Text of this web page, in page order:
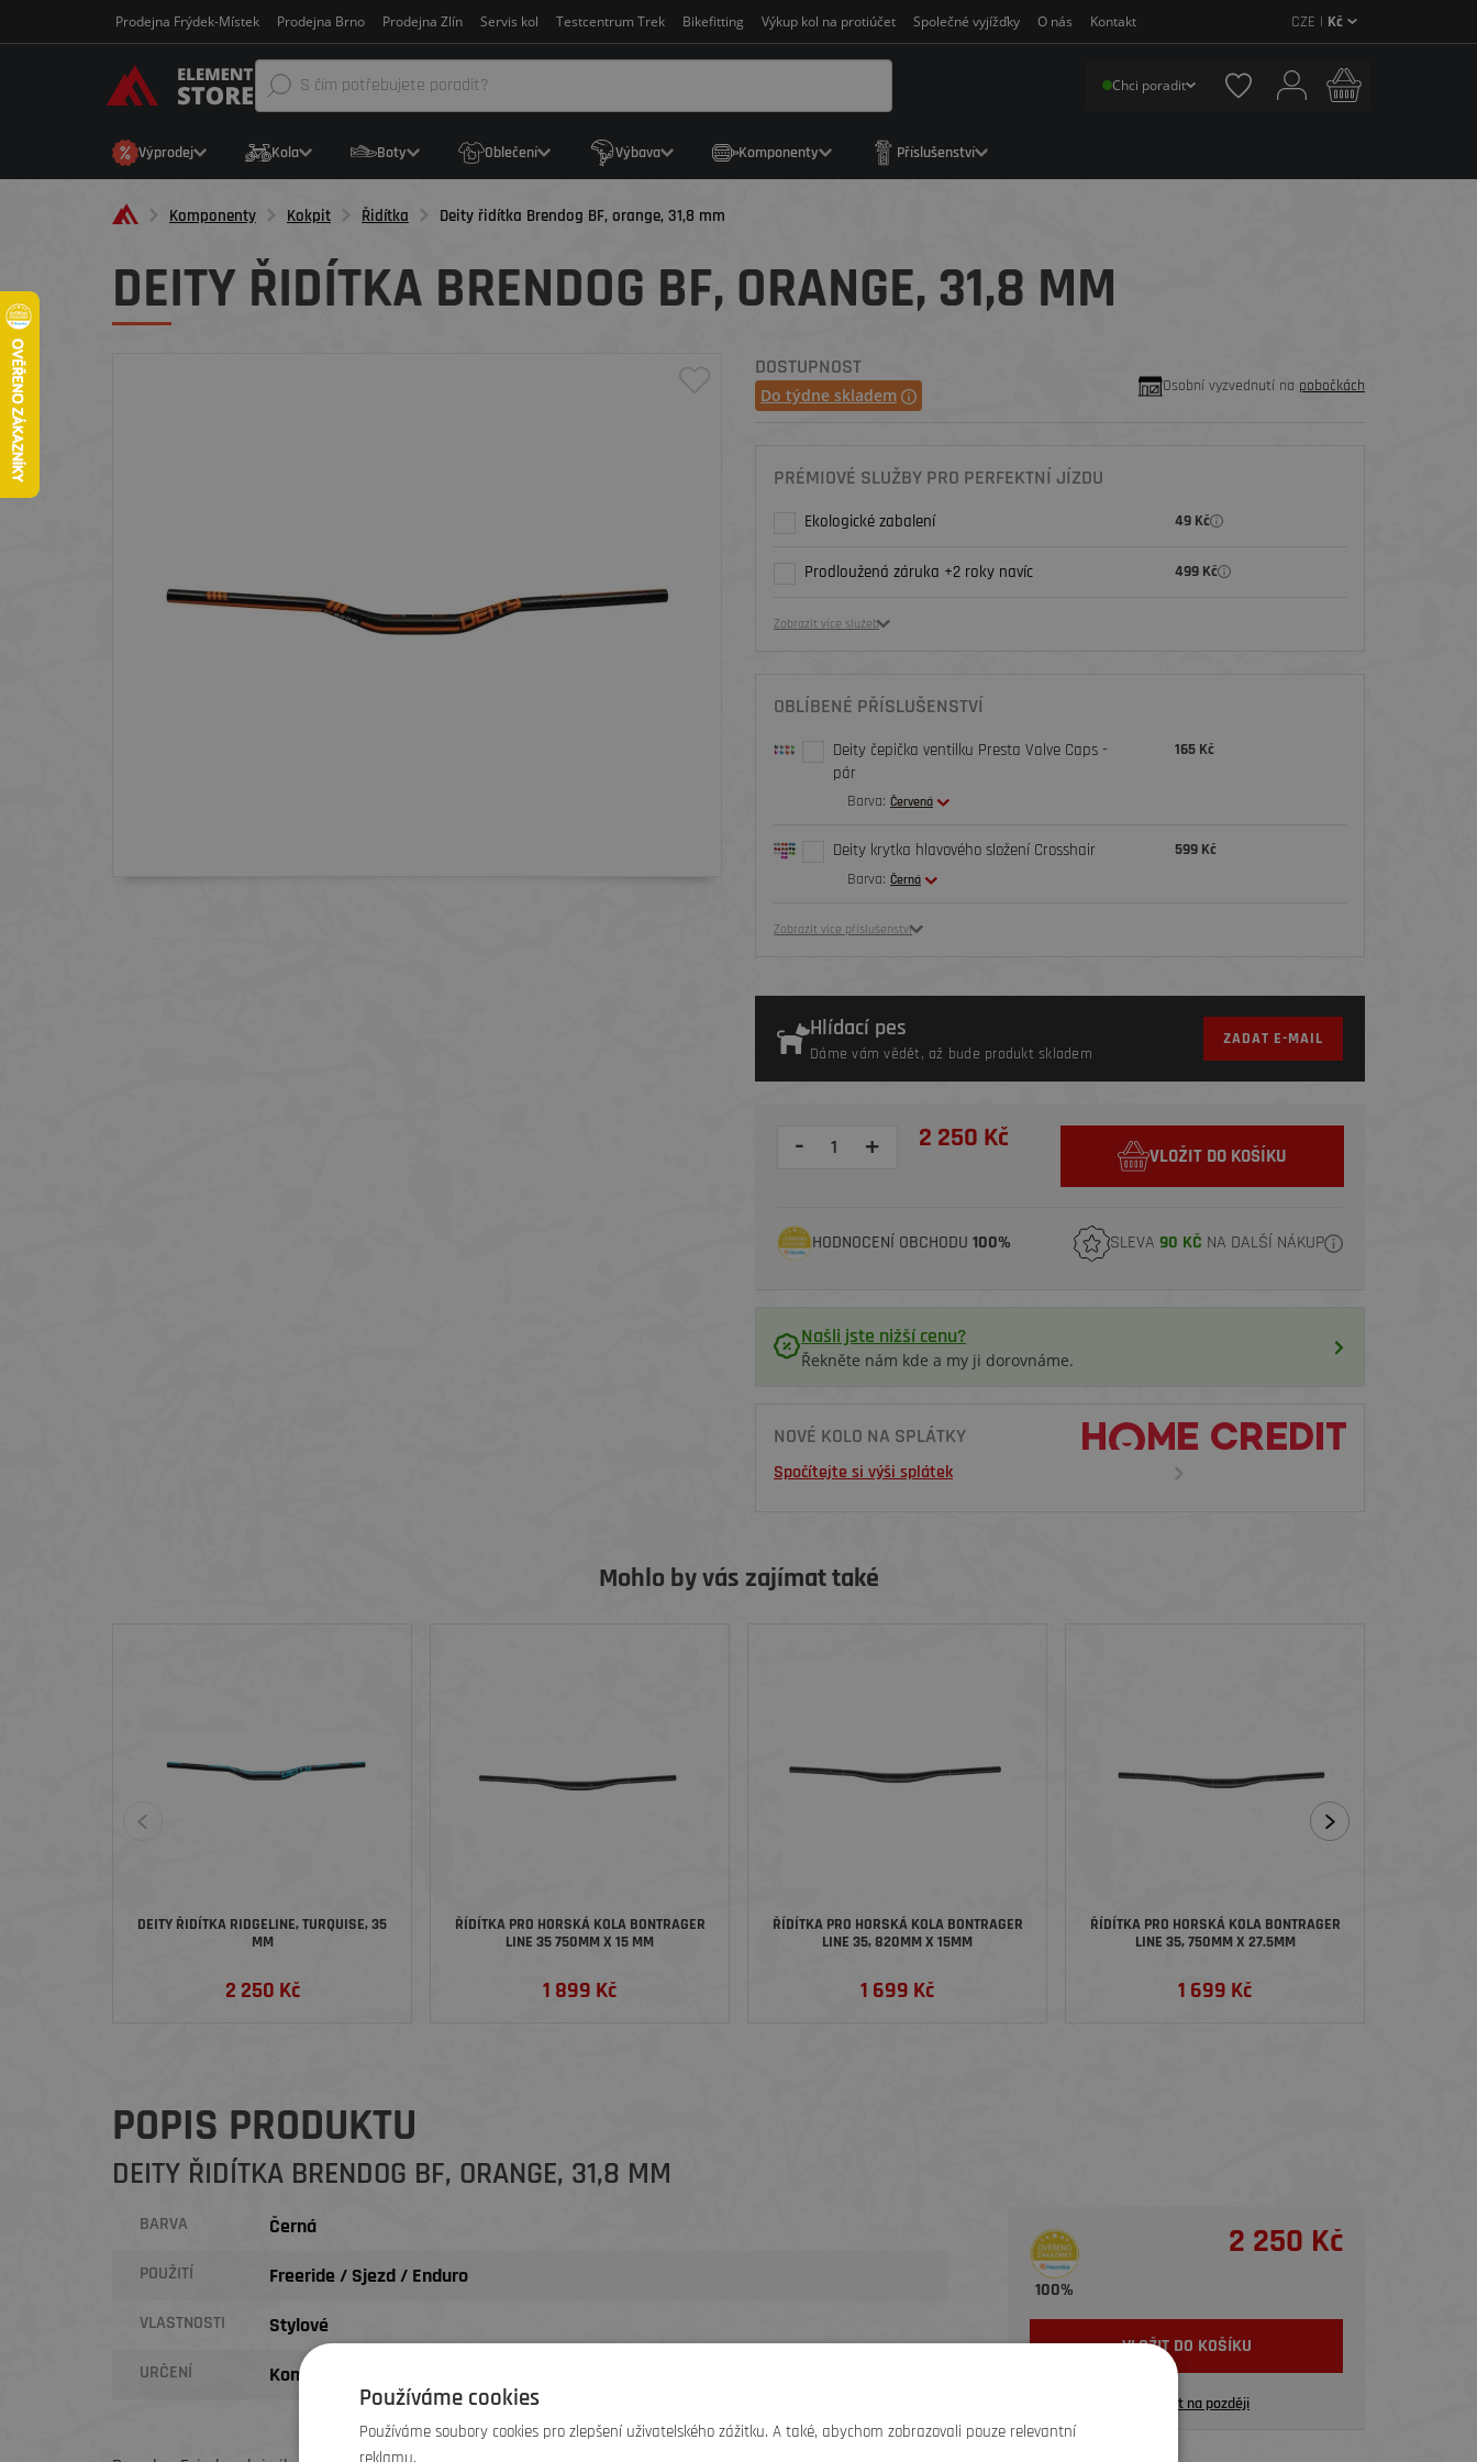
Prodejna Frýdek-Místek Prodejna Brno Prodejna Zlín Servis kol Testcentrum Trek Bikefitting Výkup kol na protiúčet Společné vyjížďky O nás Kontakt CZE | Kč
Chci poradit
Výprodej Kola Boty Oblečení Výbava Komponenty Příslušenství
Komponenty Kokpit Řidítka Deity řidítka Brendog BF, orange, 31,8 mm
DEITY ŘIDÍTKA BRENDOG BF, ORANGE, 31,8 MM
DOSTUPNOST
Do týdne skladem Osobní vyzvednutí na pobočkách
PRÉMIOVÉ SLUŽBY PRO PERFEKTNÍ JÍZDU
Ekologické zabalení 49 Kč
Prodloužená záruka +2 roky navíc 499 Kč
Zobrazit více služeb
OBLÍBENÉ PŘÍSLUŠENSTVÍ
Deity čepička ventilku Presta Valve Caps -
pár
Barva: Červená
165 Kč
Deity krytka hlavového složení Crosshair
Barva: Černá
599 Kč
Zobrazit více příslušenství
Hlídací pes
Dáme vám vědět, až bude produkt skladem
ZADAT E-MAIL
- + 2 250 Kč
VLOŽIT DO KOŠÍKU
HODNOCENÍ OBCHODU 100% SLEVA 90 KČ NA DALŠÍ NÁKUP
Našli jste nižší cenu?
Řekněte nám kde a my ji dorovnáme.
NOVÉ KOLO NA SPLÁTKY
Spočítejte si výši splátek
Mohlo by vás zajímat také
DEITY ŘIDÍTKA RIDGELINE, TURQUISE, 35
MM
2 250 Kč
ŘÍDÍTKA PRO HORSKÁ KOLA BONTRAGER
LINE 35 750MM X 15 MM
1 899 Kč
ŘÍDÍTKA PRO HORSKÁ KOLA BONTRAGER
LINE 35, 820MM X 15MM
1 699 Kč
ŘÍDÍTKA PRO HORSKÁ KOLA BONTRAGER
LINE 35, 750MM X 27.5MM
1 699 Kč
POPIS PRODUKTU
DEITY ŘIDÍTKA BRENDOG BF, ORANGE, 31,8 MM
BARVA Černá
POUŽITÍ Freeride / Sjezd / Enduro
VLASTNOSTI Stylové
URČENÍ Komponenty / Univerzální
100%
2 250 Kč
VLOŽIT DO KOŠÍKU
Uložit na později
Používáme cookies
Používáme soubory cookies pro zlepšení uživatelského zážitku. A také, abychom zobrazovali pouze relevantní